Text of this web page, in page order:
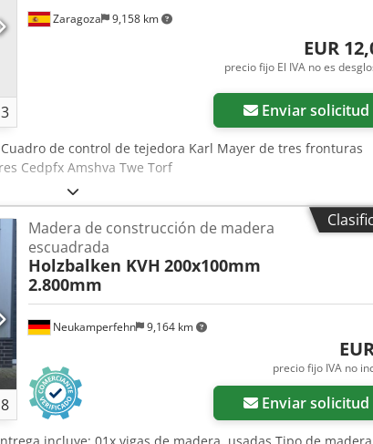
3
Zaragoza 9,158 km
EUR
precio fijo El IVA no es
Enviar solicitud
de control de tejedora Karl Mayer de tres fronturas
Cedpfx Amshva Twe Torf
8
Neukamperfehn 9,164 km
Madera de construcción de madera
escuadrada
Holzbalken KVH 200x100mm
2.800mm
precio fijo IVA no
Enviar solicitud